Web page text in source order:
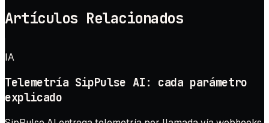
Artículos Relacionados
IA
Telemetría SipPulse AI: cada parámetro
explicado